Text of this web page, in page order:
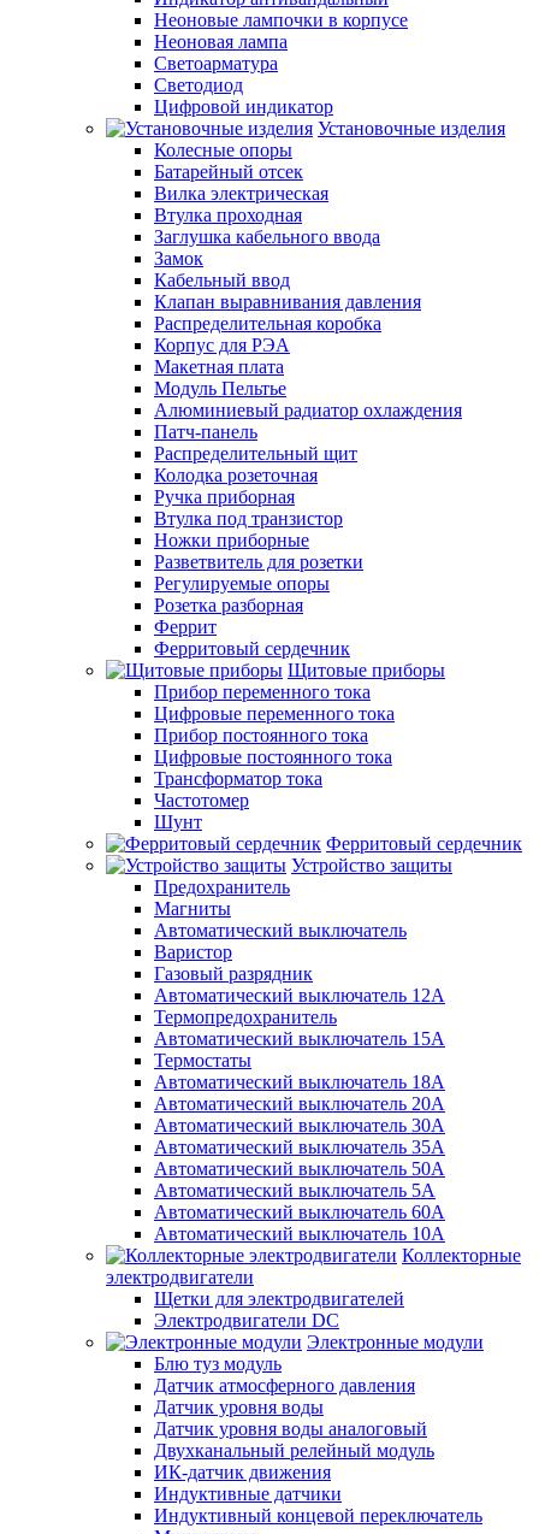
Неоновые лампочки в корпусе
Неоновая лампа
Светоарматура
Светодиод
Цифровой индикатор
Установочные изделия
Колесные опоры
Батарейный отсек
Вилка электрическая
Втулка проходная
Заглушка кабельного ввода
Замок
Кабельный ввод
Клапан выравнивания давления
Распределительная коробка
Корпус для РЭА
Макетная плата
Модуль Пельтье
Алюминиевый радиатор охлаждения
Патч-панель
Распределительный щит
Колодка розеточная
Ручка приборная
Втулка под транзистор
Ножки приборные
Разветвитель для розетки
Регулируемые опоры
Розетка разборная
Феррит
Ферритовый сердечник
Щитовые приборы
Прибор переменного тока
Цифровые переменного тока
Прибор постоянного тока
Цифровые постоянного тока
Трансформатор тока
Частотомер
Шунт
Ферритовый сердечник
Устройство защиты
Предохранитель
Магниты
Автоматический выключатель
Варистор
Газовый разрядник
Автоматический выключатель 12А
Термопредохранитель
Автоматический выключатель 15А
Термостаты
Автоматический выключатель 18А
Автоматический выключатель 20А
Автоматический выключатель 30А
Автоматический выключатель 35А
Автоматический выключатель 50А
Автоматический выключатель 5А
Автоматический выключатель 60А
Автоматический выключатель 10А
Коллекторные
электродвигатели
Щетки для электродвигателей
Электродвигатели DC
Электронные модули
Блю туз модуль
Датчик атмосферного давления
Датчик уровня воды
Датчик уровня воды аналоговый
Двухканальный релейный модуль
ИК-датчик движения
Индуктивные датчики
Индуктивный концевой переключатель